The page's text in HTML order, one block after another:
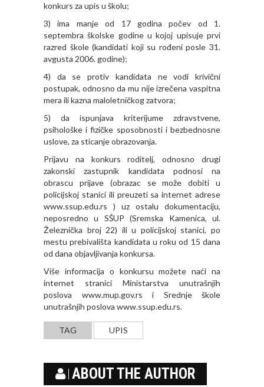
konkurs za upis u školu;
3) ima manje od 17 godina počev od 1.
septembra školske godine u kojoj upisuje prvi
razred škole (kandidati koji su rođeni posle 31.
avgusta 2006. godine);
4) da se protiv kandidata ne vodi krivični
postupak, odnosno da mu nije izrečena vaspitna
mera ili kazna maloletničkog zatvora;
5) da ispunjava kriterijume zdravstvene,
psihološke i fizičke sposobnosti i bezbednosne
uslove, za sticanje obrazovanja.
Prijavu na konkurs roditelj, odnosno drugi
zakonski zastupnik kandidata podnosi na
obrascu prijave (obrazac se može dobiti u
policijskoj stanici ili preuzeti sa internet adrese
www.ssup.edu.rs ) uz ostalu dokumentaciju,
neposredno u SŠUP (Sremska Kamenica, ul.
Železnička broj 22) ili u policijskoj stanici, po
mestu prebivališta kandidata u roku od 15 dana
od dana objavljivanja konkursa.
Više informacija o konkursu možete naći na
internet stranici Ministarstva unutrašnjih
poslova www.mup.gov.rs i Srednje škole
unutrašnjih poslova www.ssup.edu.rs.
TAG UPIS
ABOUT THE AUTHOR